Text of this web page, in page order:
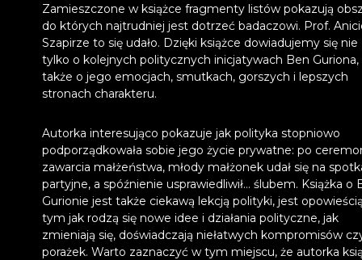
Zamieszczone w książce fragmenty listów pokazują
do których najtrudniej jest dotrzeć badaczowi. Prof.
Szapirze to się udało. Dzięki książce dowiadujemy się nie
tylko o kolejnych politycznych inicjatywach Ben Guriona,
także o jego emocjach, smutkach, gorszych i lepszych
stronach charakteru.
Autorka interesująco pokazuje jak polityka stopniowo
podporządkowała sobie jego życie prywatne: po
zawarcia małżeństwa, młody małżonek udał się na
partyjne, a spóźnienie usprawiedliwił… ślubem. Książka o
Gurionie jest także ciekawą lekcją polityki, jest
tym jak rodzą się nowe idee i działania polityczne, jak
zmieniają się, doświadczają niełatwych kompromisów
porażek. Warto zaznaczyć w tym miejscu, że autorka